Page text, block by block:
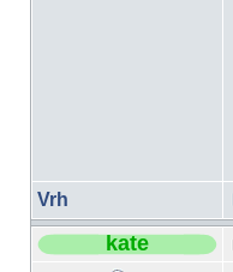
Vrh
kate